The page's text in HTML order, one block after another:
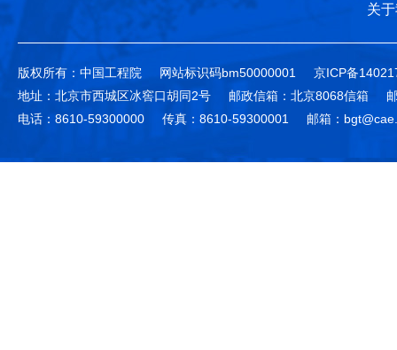
关
版权所有：中国工程院 网站标识码bm50000001
京ICP备
地址：北京市西城区冰窖口胡同2号
邮政信箱：北京8068信箱
电话：8610-59300000
传真：8610-59300001 邮箱：